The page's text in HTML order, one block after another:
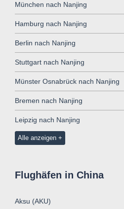
München nach Nanjing
Hamburg nach Nanjing
Berlin nach Nanjing
Stuttgart nach Nanjing
Münster Osnabrück nach Nanjing
Bremen nach Nanjing
Leipzig nach Nanjing
Alle anzeigen
Flughäfen in China
Aksu (AKU)